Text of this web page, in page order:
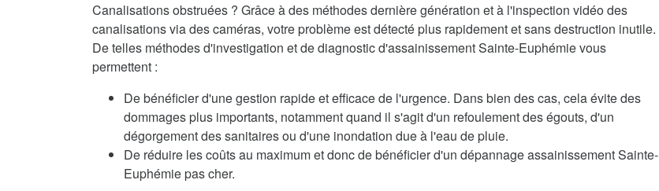
Canalisations obstruées ? Grâce à des méthodes dernière génération et à l'inspection vidéo des
canalisations via des caméras, votre problème est détecté plus rapidement et sans destruction inutile.
De telles méthodes d'investigation et de diagnostic d'assainissement Sainte-Euphémie vous
permettent :
De bénéficier d'une gestion rapide et efficace de l'urgence. Dans bien des cas, cela évite des
dommages plus importants, notamment quand il s'agit d'un refoulement des égouts, d'un
dégorgement des sanitaires ou d'une inondation due à l'eau de pluie.
De réduire les coûts au maximum et donc de bénéficier d'un dépannage assainissement Sainte-
Euphémie pas cher.